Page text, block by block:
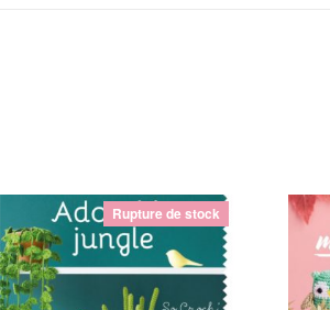
Rupture de stock